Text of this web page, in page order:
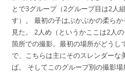
とで3グループ（2グループ目は2人
す）。 最初の子はぶかぶかの柔ら
見た。 2人め（というかここは2人
箇所での撮影。最初の場所がどうし
で、こちらは主にそのスレンダーな
ば。 そしてこのグループ別の撮影